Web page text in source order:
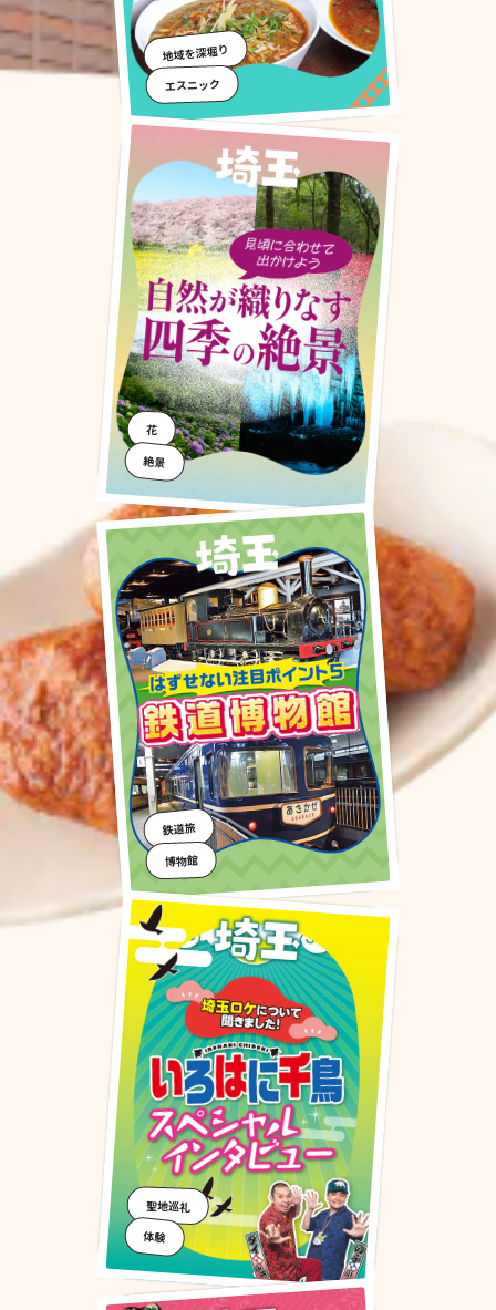
地域を深堀り
エスニック
花
絶景
鉄道旅
博物館
聖地巡礼
体験